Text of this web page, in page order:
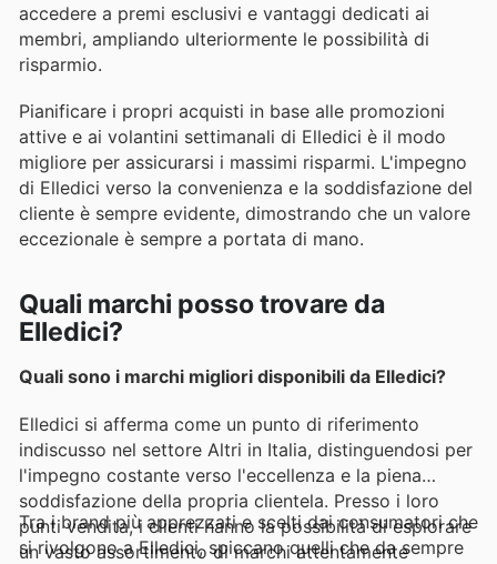
accedere a premi esclusivi e vantaggi dedicati ai
membri, ampliando ulteriormente le possibilità di
risparmio.
Pianificare i propri acquisti in base alle promozioni
attive e ai volantini settimanali di Elledici è il modo
migliore per assicurarsi i massimi risparmi. L'impegno
di Elledici verso la convenienza e la soddisfazione del
cliente è sempre evidente, dimostrando che un valore
eccezionale è sempre a portata di mano.
Quali marchi posso trovare da
Elledici?
Quali sono i marchi migliori disponibili da Elledici?
Elledici si afferma come un punto di riferimento
indiscusso nel settore Altri in Italia, distinguendosi per
l'impegno costante verso l'eccellenza e la piena
soddisfazione della propria clientela. Presso i loro
punti vendita, i clienti hanno la possibilità di esplorare
un vasto assortimento di marchi attentamente
Tra i brand più apprezzati e scelti dai consumatori che
si rivolgono a Elledici, spiccano quelli che da sempre